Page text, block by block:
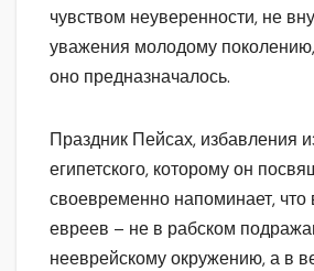
чувством неуверенности, не
уважения молодому
оно предназначалось.
Праздник Пейсах, избавления
египетского, которому он
своевременно напоминает,
евреев – не в рабском
нееврейскому окружению, а в